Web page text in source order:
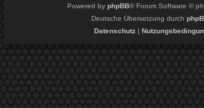
Powered by phpBB® Forum Software ©
Deutsche Übersetzung durch
Datenschutz|